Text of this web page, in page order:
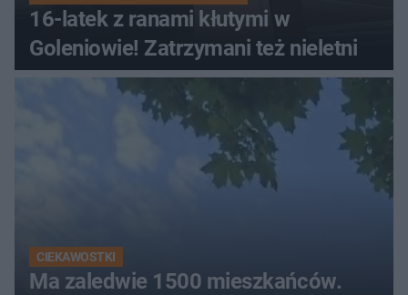
16-latek z ranami kłutymi w
Goleniowie! Zatrzymani też nieletni
CIEKAWOSTKI
Ma zaledwie 1500 mieszkańców.